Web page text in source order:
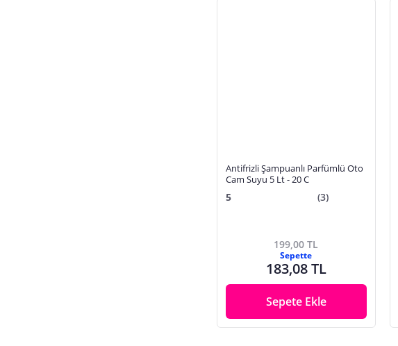
Antifrizli Şampuanlı Parfümlü Oto
Cam Suyu 5 Lt - 20 C
5 (3)
199,00 TL
Sepette
183,08 TL
Sepete Ekle